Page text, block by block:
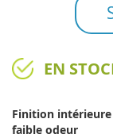
EN
Finition
faible odeur